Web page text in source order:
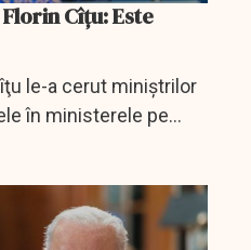
Cîțu: Este
le-a cerut miniştrilor
în ministerele pe
companiile din